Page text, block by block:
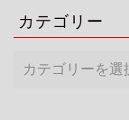
カテゴリー